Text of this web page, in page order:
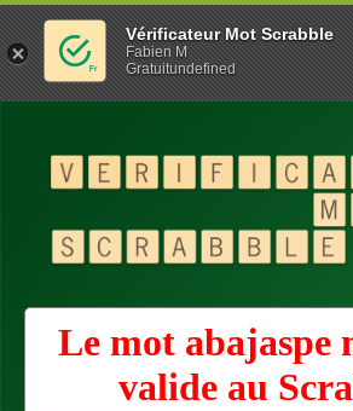
Le mot abajaspe
valide au
Vérificateur Mot Scrabble
Fabien M
Gratuitundefined